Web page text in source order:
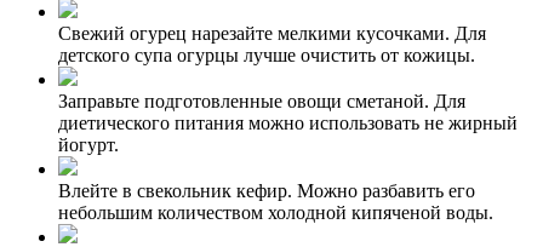
Свежий огурец нарезайте мелкими кусочками. Для
детского супа огурцы лучше очистить от кожицы.
Заправьте подготовленные овощи сметаной. Для
диетического питания можно использовать не жирный
йогурт.
Влейте в свекольник кефир. Можно разбавить его
небольшим количеством холодной кипяченой воды.